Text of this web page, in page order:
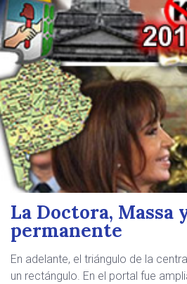
La Doctora, Massa
permanente
En adelante, el triángulo de la
un rectángulo. En el portal fue